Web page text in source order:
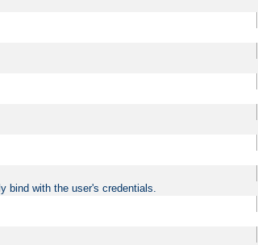
bind with the user's credentials.